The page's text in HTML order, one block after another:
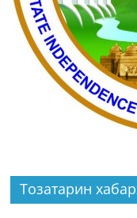
Тозатарин